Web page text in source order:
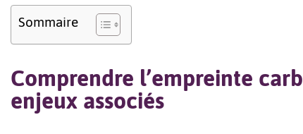
Sommaire
Comprendre l’empreinte
enjeux associés